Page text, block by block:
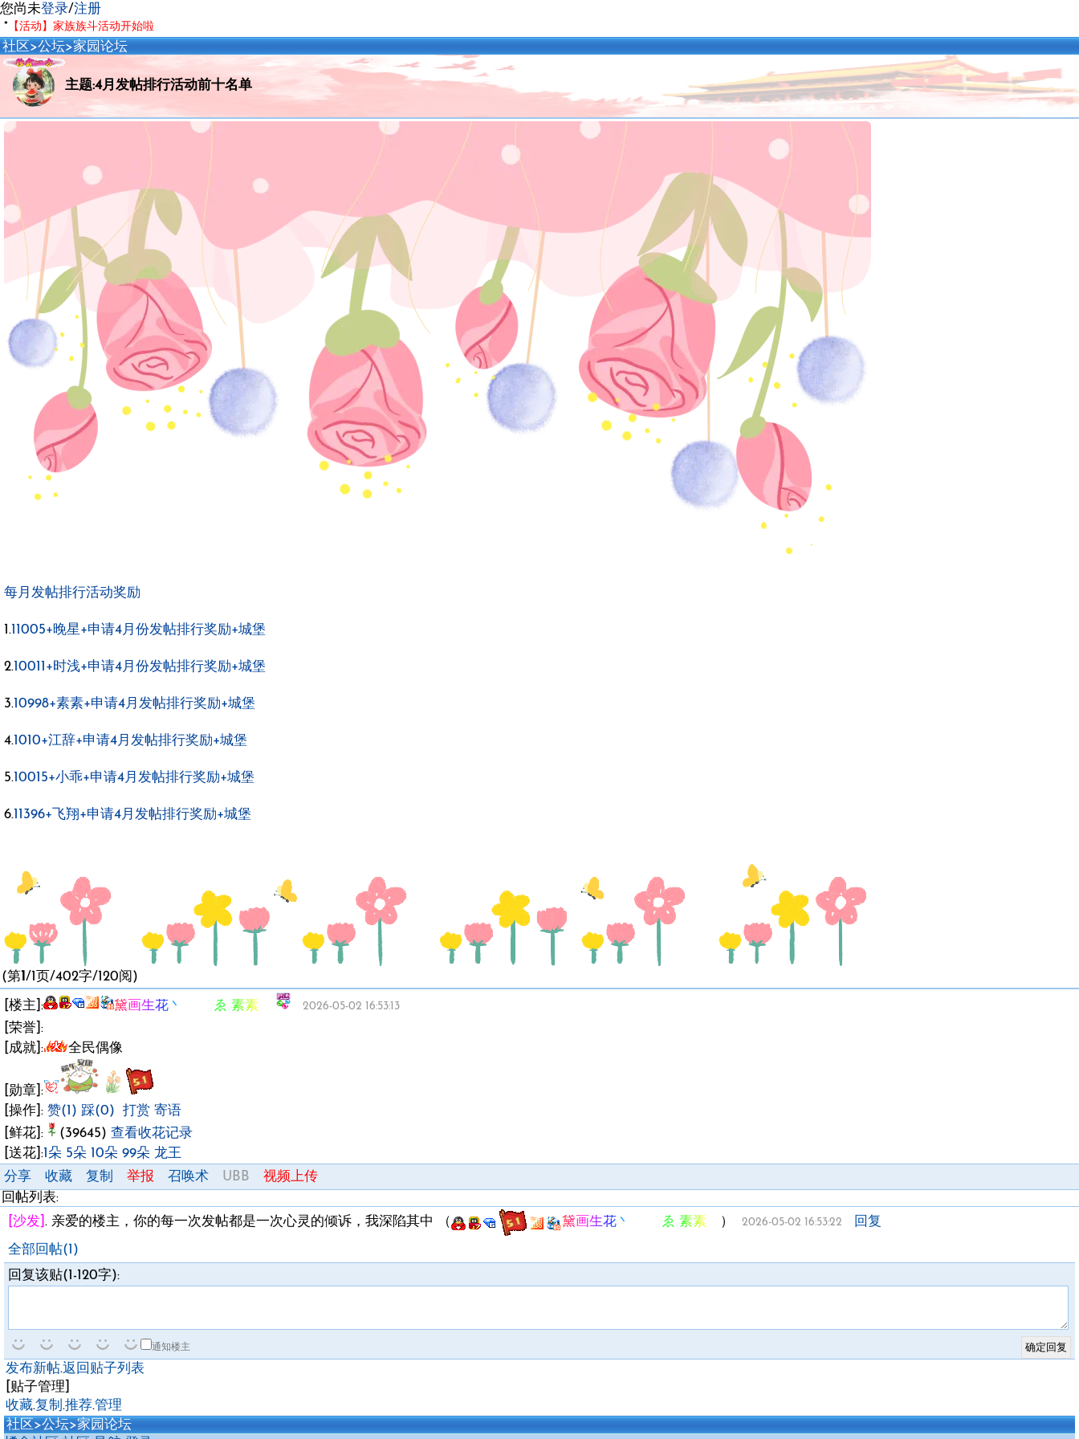
您尚未登录/注册
* 【活动】家族族斗活动开始啦
社区 >公坛>家园论坛
主题:4月发帖排行活动前十名单
每月发帖排行活动奖励
1.11005+晚星+申请4月份发帖排行奖励+城堡
2.10011+时浅+申请4月份发帖排行奖励+城堡
3.10998+素素+申请4月发帖排行奖励+城堡
4.1010+江辞+申请4月发帖排行奖励+城堡
5.10015+小乖+申请4月发帖排行奖励+城堡
6.11396+飞翔+申请4月发帖排行奖励+城堡
(第1 /1页/402字/120阅)
[楼主]: 黛画生花丶 ゑ 素素ゞ 2026-05-02 16:53:13
[荣誉]:
[成就]:
全民偶像
[勋章]:
[操作]: 赞(1) 踩(0) 打赏 寄语
[鲜花]:
(39645) 查看收花记录
[送花]:1朵 5朵 10朵 99朵 龙王
分享
收藏 复制 举报 召唤术 UBB
视频上传
回帖列表:
[沙发] . 亲爱的楼主，你的每一次发帖都是一次心灵的倾诉，我深陷其中 （ 黛画生花丶 ゑ 素素ゞ ） 2026-05-02 16:53:22 回复
全部回帖(1)
回复该贴(1-120字):
通知楼主
发布新帖.返回贴子列表
[贴子管理]
收藏.复制 .推荐.管理
社区 >公坛>家园论坛